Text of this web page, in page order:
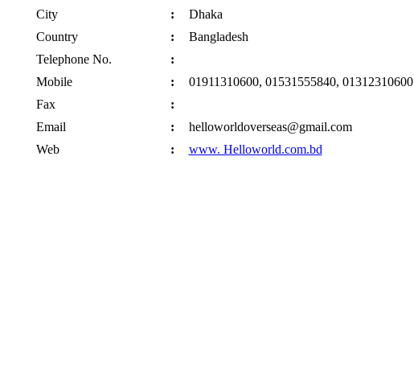
City
:
Dhaka
Country
:
Bangladesh
Telephone No.
:
Mobile
:
01911310600, 01531555840, 01312310600
Fax
:
Email
:
helloworldoverseas@gmail.com
Web
:
www. Helloworld.com.bd